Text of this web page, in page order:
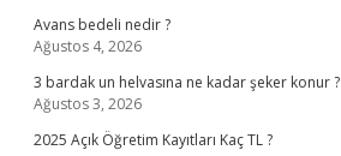
Avans bedeli nedir ?
Ağustos 4, 2026
3 bardak un helvasına ne kadar şeker konur ?
Ağustos 3, 2026
2025 Açık Öğretim Kayıtları Kaç TL ?